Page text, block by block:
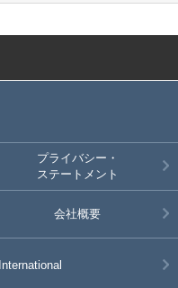
プライバシー・
ステートメント
会社概要
International